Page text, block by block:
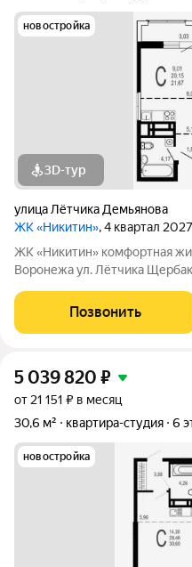
новостройка
3D-тур
улица Лётчика Демьянова
ЖК «Никитин», 4 квартал 2027
ЖК «Никитин» комфортная жизнь в Ленинском районе
Воронежа ул. Лётчика Щербакова / Демьянова Ленинский
Современный жилой
цирк, парк им. Дурова, ТЦ,
Позвонить
5 039 820 ₽
от 21 151 ₽ в месяц
30,6 м²
квартира-студия 6
новостройка